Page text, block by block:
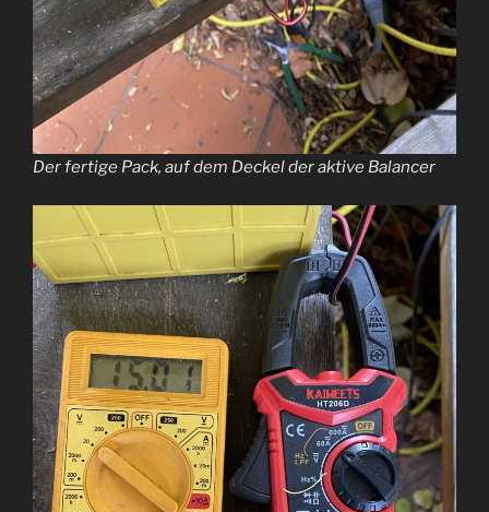
Der fertige Pack, auf dem Deckel der aktive Balancer